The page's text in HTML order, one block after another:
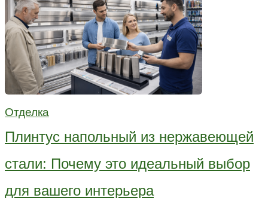
Отделка
Плинтус напольный из нержавеющей
стали: Почему это идеальный выбор
для вашего интерьера